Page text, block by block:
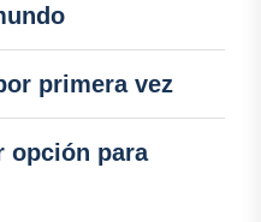
primera vez
opción para